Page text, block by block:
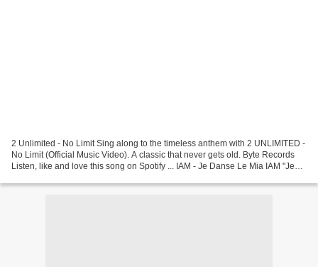
2 Unlimited - No Limit Sing along to the timeless anthem with 2 UNLIMITED -
No Limit (Official Music Video). A classic that never gets old. Byte Records
Listen, like and love this song on Spotify ... IAM - Je Danse Le Mia IAM "Je